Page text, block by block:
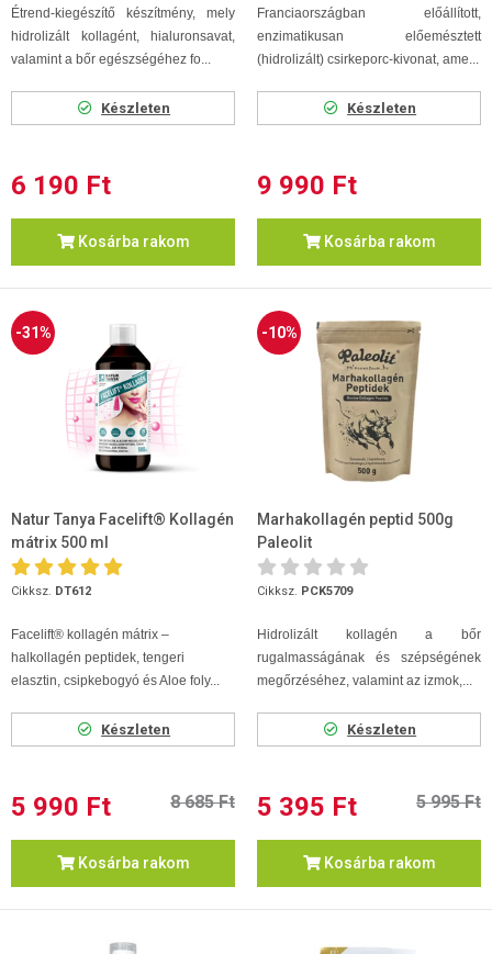
Étrend-kiegészítő készítmény, mely
hidrolizált kollagént, hialuronsavat,
valamint a bőr egészségéhez fo...
Készleten
6 190 Ft
Kosárba rakom
Franciaországban előállított,
enzimatikusan előemésztett
(hidrolizált) csirkeporc-kivonat, ame...
Készleten
9 990 Ft
Kosárba rakom
-31%
Natur Tanya Facelift® Kollagén
mátrix 500 ml
Cikksz. DT612
Facelift® kollagén mátrix –
halkollagén peptidek, tengeri
elasztin, csipkebogyó és Aloe foly...
Készleten
5 990 Ft 8 685 Ft
Kosárba rakom
-10%
Marhakollagén peptid 500g
Paleolit
Cikksz. PCK5709
Hidrolizált kollagén a bőr
rugalmasságának és szépségének
megőrzéséhez, valamint az izmok,...
Készleten
5 395 Ft 5 995 Ft
Kosárba rakom